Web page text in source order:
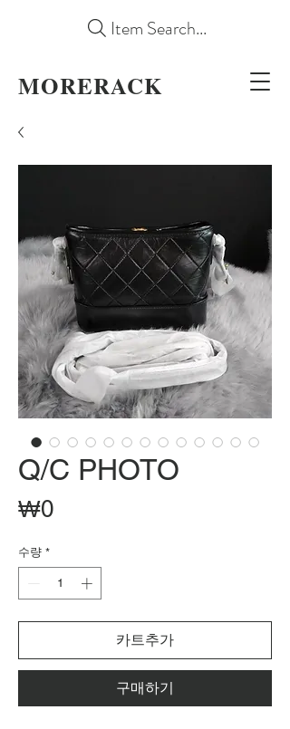
MORERACK
Item Search...
Q/C PHOTO
₩0가
수량 *
카트추가
구매하기